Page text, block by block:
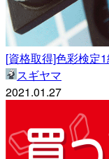
[資格取得]色彩検定
スギヤマ
2021.01.27